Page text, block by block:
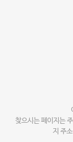
찾으시는 페이지는
지 주